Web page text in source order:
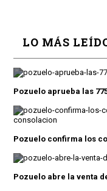
LO MÁS
Pozuelo aprueba las
Pozuelo confirma los
Pozuelo abre la venta